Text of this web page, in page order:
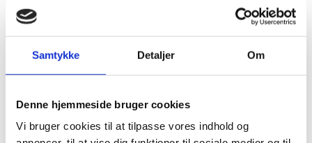
Samtykke Detaljer Om
Denne hjemmeside bruger cookies
Vi bruger cookies til at tilpasse vores indhold og